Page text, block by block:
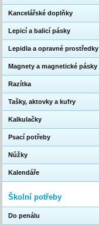
Kancelářské doplňky
Lepicí a balicí pásky
Lepidla a opravné prostředky
Magnety a magnetické pásky
Razítka
Tašky, aktovky a kufry
Kalkulačky
Psací potřeby
Nůžky
Kalendáře
Školní potřeby
Do penálu